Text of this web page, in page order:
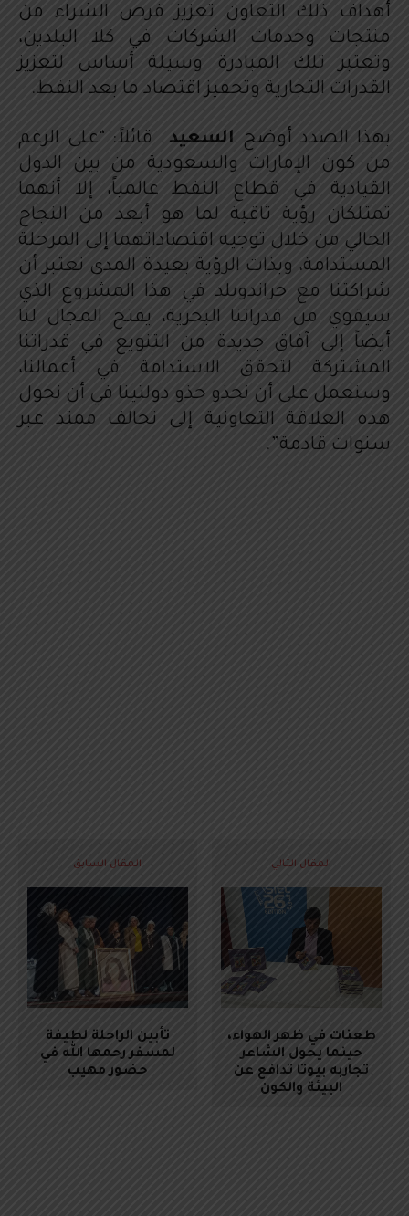
أهداف ذلك التعاون تعزيز فرص الشراء من
منتجات وخدمات الشركات في كلا البلدين،
وتعتبر تلك المبادرة وسيلة أساس لتعزيز
القدرات التجارية وتحفيز اقتصاد ما بعد النفط.
بهذا الصدد أوضح السعيد قائلاً: “على الرغم
من كون الإمارات والسعودية من بين الدول
القيادية في قطاع النفط عالمياً، إلا أنهما
تمتلكان رؤية ثاقبة لما هو أبعد من النجاح
الحالي من خلال توجيه اقتصاداتهما إلى المرحلة
المستدامة، وبذات الرؤية بعيدة المدى نعتبر أن
شراكتنا مع جراندويلد في هذا المشروع الذي
سيقوي من قدراتنا البحرية، يفتح المجال لنا
أيضاً إلى آفاق جديدة من التنويع في قدراتنا
المشتركة لتحقق الاستدامة في أعمالنا،
وسنعمل على أن نحذو حذو دولتينا في أن نحول
هذه العلاقة التعاونية إلى تحالف ممتد عبر
سنوات قادمة”.
المقال السابق
تأبين الراحلة لطيفة
لمسفر رحمها الله في
حضور مهيب
المقال التالي
طعنات في ظهر الهواء،
حينما يحول الشاعر
تجاربه بيوتا تدافع عن
البيئة والكون